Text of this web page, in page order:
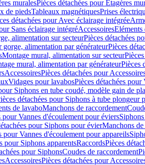
muralesPièces détachées pour Etagères
de piedsTableaux magnétiquesPrises
détachées pour Avec éclairage intégrée
Sans éclairage intégréAccessoiresEléments
alimentation sur secteurPièces détachées
gorge, alimentation par générateurPièces
Montage mural, alimentation sur secteur
mural, alimentation par générateurPièces
AccessoiresPièces détachées pour
Vidages pour lavabosPièces détachées
Siphons en tube coudé, modèle gain de
détachées pour Siphons à tube plongeur
de lavaboManchons de raccordement
pour Vannes d'écoulement pour éviers
pour Siphons pour évierManchons
pour Vannes d'écoulement pour appareils
pour Siphons apparentsRaccordsPièces
pour SiphonsCoudes de raccordement
AccessoiresPièces détachées pour